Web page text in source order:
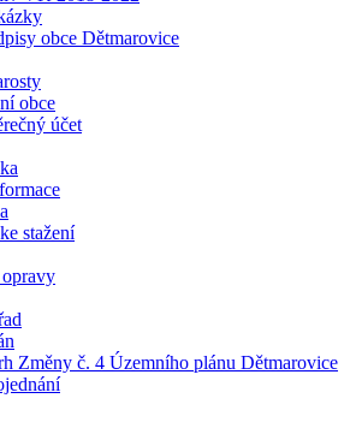
obce Dětmarovice
obce
účet
stažení
Změny č. 4 Územního plánu Dětmarovice